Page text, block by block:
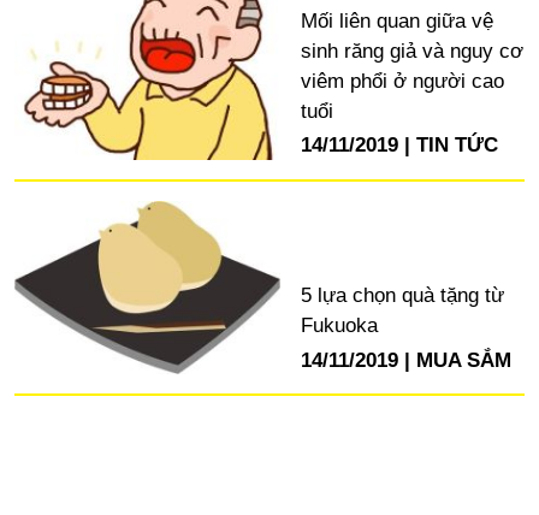
Mối liên quan giữa vệ
sinh răng giả và nguy cơ
viêm phổi ở người cao
tuổi
14/11/2019
TIN TỨC
5 lựa chọn quà tặng từ
Fukuoka
14/11/2019
MUA SẮM